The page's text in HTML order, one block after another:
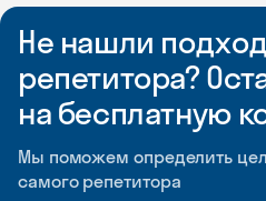
Не нашли
репетитора?
на бесплатную
Мы поможем определить
самого репетитора